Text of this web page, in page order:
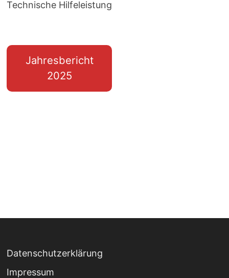
Technische Hilfeleistung
Jahresbericht
2025
Datenschutzerklärung
Impressum